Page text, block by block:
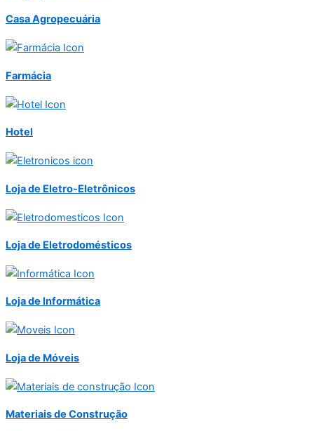
Casa Agropecuária
Farmácia
Hotel
Loja de Eletro-Eletrônicos
Loja de Eletrodomésticos
Loja de Informática
Loja de Móveis
Materiais de Construção